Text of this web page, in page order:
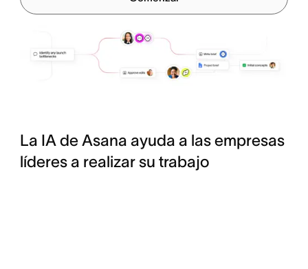
La IA de Asana ayuda a las empresas
líderes a realizar su trabajo